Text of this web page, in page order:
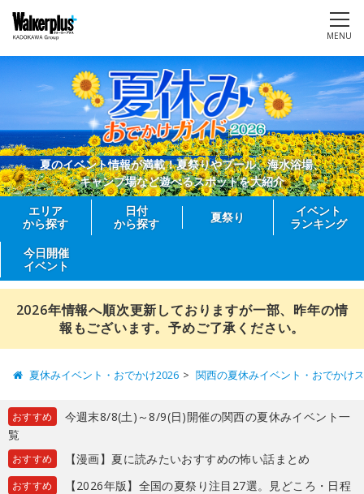
MENU
夏のイベント情報が満載！夏祭りやプール、海水浴場、
キャンプ場など遊べるスポットを大紹介
エリア
から探す
日付
から探す
夏祭り
イベント
ランキング
今日開催
イベント
2026年情報へ順次更新しておりますが一部、昨年の情
報もございます。予めご了承ください。
夏休みイベント・おでかけ2026 関西の夏休みイベント・おでかけ
おすすめ
今週末8/8(土)～8/9(日)開催の関西の夏休みイベント一
覧
おすすめ 【漫画】夏に読みたいおすすめの怖い話まとめ
おすすめ
【2026年版】全国の夏祭り注目27選。見どころ・日程